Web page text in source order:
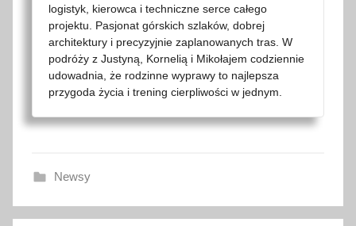
logistyk, kierowca i techniczne serce całego
projektu. Pasjonat górskich szlaków, dobrej
architektury i precyzyjnie zaplanowanych tras. W
podróży z Justyną, Kornelią i Mikołajem codziennie
udowadnia, że rodzinne wyprawy to najlepsza
przygoda życia i trening cierpliwości w jednym.
Newsy
C